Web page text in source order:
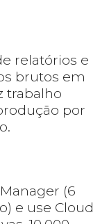
relatórios e
brutos em
trabalho
por
(6
e use Cloud